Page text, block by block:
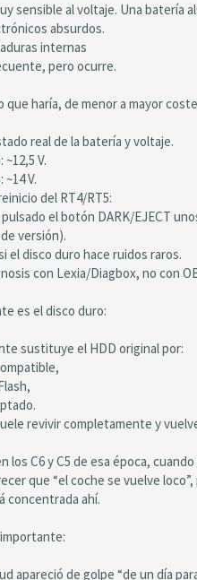
sensible al voltaje. Una batería
absurdos.
internas
pero ocurre.
que haría, de menor a mayor
real de la batería y voltaje.
V.
V.
del RT4/RT5:
el botón DARK/EJECT
versión).
el disco duro hace ruidos raros.
con Lexia/Diagbox, no con
es el disco duro:
sustituye el HDD original por:
revivir completamente y
los C6 y C5 de esa época,
que “el coche se vuelve
concentrada ahí.
apareció de golpe “de un día